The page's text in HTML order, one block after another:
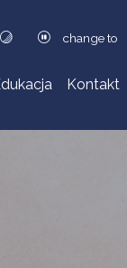
change to
Kontakt